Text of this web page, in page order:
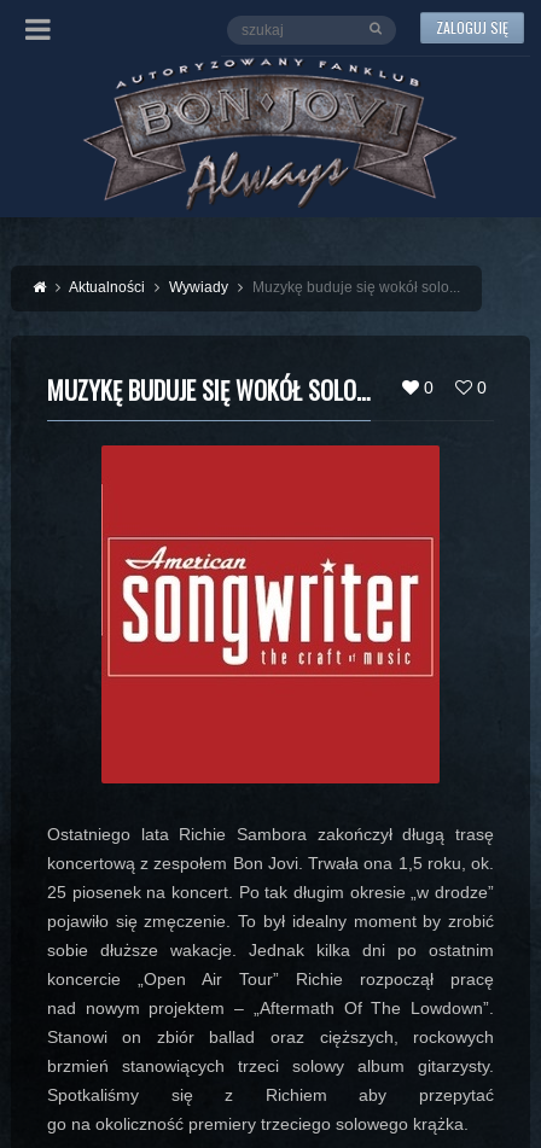
ZALOGUJ SIĘ
Aktualności Wywiady Muzykę buduje się wokół solo...
0 0
MUZYKĘ BUDUJE SIĘ WOKÓŁ SOLO…
Ostatniego lata Richie Sambora zakończył długą trasę
koncertową z zespołem Bon Jovi. Trwała ona 1,5 roku, ok.
25 piosenek na koncert. Po tak długim okresie „w drodze”
pojawiło się zmęczenie. To był idealny moment by zrobić
sobie dłuższe wakacje. Jednak kilka dni po ostatnim
koncercie „Open Air Tour” Richie rozpoczął pracę
nad nowym projektem – „Aftermath Of The Lowdown”.
Stanowi on zbiór ballad oraz cięższych, rockowych
brzmień stanowiących trzeci solowy album gitarzysty.
Spotkaliśmy się z Richiem aby przepytać
go na okoliczność premiery trzeciego solowego krążka.